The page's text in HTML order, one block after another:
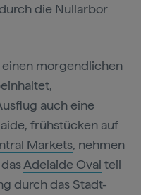
die Nullarbor
morgendlichen
auch eine
frühstücken auf
Markets, nehmen
Adelaide Oval teil
durch das Stadt-